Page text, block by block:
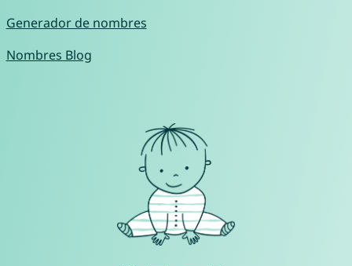
Generador de nombres
Nombres Blog